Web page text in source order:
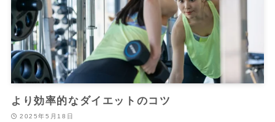
より効率的なダイエットのコツ
2025年5月18日